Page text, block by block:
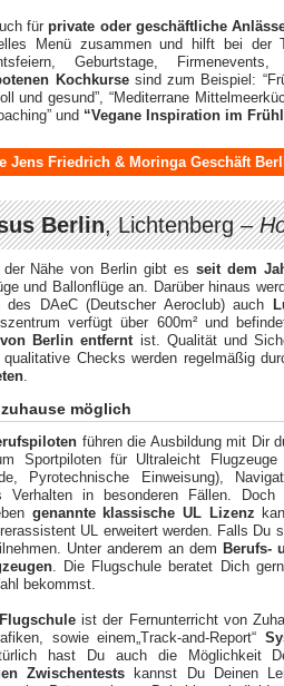
fürprivate oder geschäftliche
Menü zusammen und hilft bei der
Geburtstage,
Kochkursesind zum Beispiel:
und gesund”, “Mediterrane
und “Vegane Inspiration im
Jens Friedrich & Moringa Geschäft
Berlin, Lichtenberg –
Nähe von Berlin gibt es seit dem
und Ballonflüge an. Darüber hinaus
des DAeC (Deutscher Aeroclub) auch
verfügt über 600m² und
Berlin entferntist. Qualität und
qualitative Checks werden regelmäßig
.
möglich
führen die Ausbildung mit Dir
Sportpiloten für Ultraleicht
Pyrotechnische Einweisung),
Verhalten in besonderen Fällen.
genannte klassische UL Lizenz
UL erweitert werden. Falls
Unter anderem an dem Berufs-
. Die Flugschule beratet Dich
bekommst.
ist der Fernunterricht von
sowie einem„Track-and-Report“
hast Du auch die Möglichkeit
Zwischentests kannst Du Deinen